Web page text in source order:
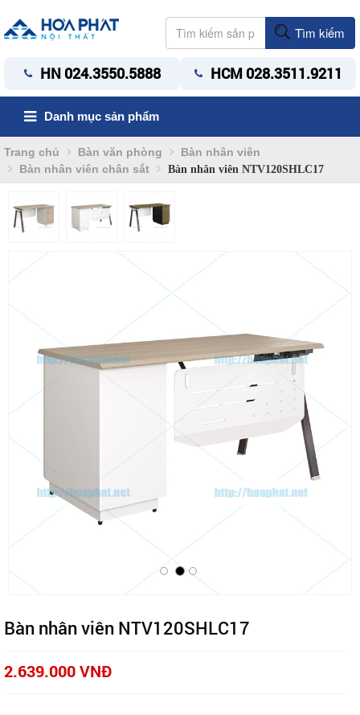
Tìm kiếm
HN 024.3550.5888 HCM 028.3511.9211
Danh mục sản phẩm
Trang chủ Bàn văn phòng
Bàn nhân viên
Bàn nhân viên chân sắt
Bàn nhân viên NTV120SHLC17
Bàn nhân viên NTV120SHLC17
2.639.000 VNĐ